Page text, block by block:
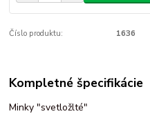
Číslo produktu: 1636
Kompletné špecifikácie
Minky "svetložlté"